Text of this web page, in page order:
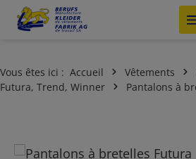
Passer au contenu principal
Vous êtes ici : Accueil Vêtements
Futura, Trend, Winner
Pantalons à
Ignorer la galerie d'images